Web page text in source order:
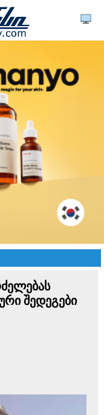
შედეგები